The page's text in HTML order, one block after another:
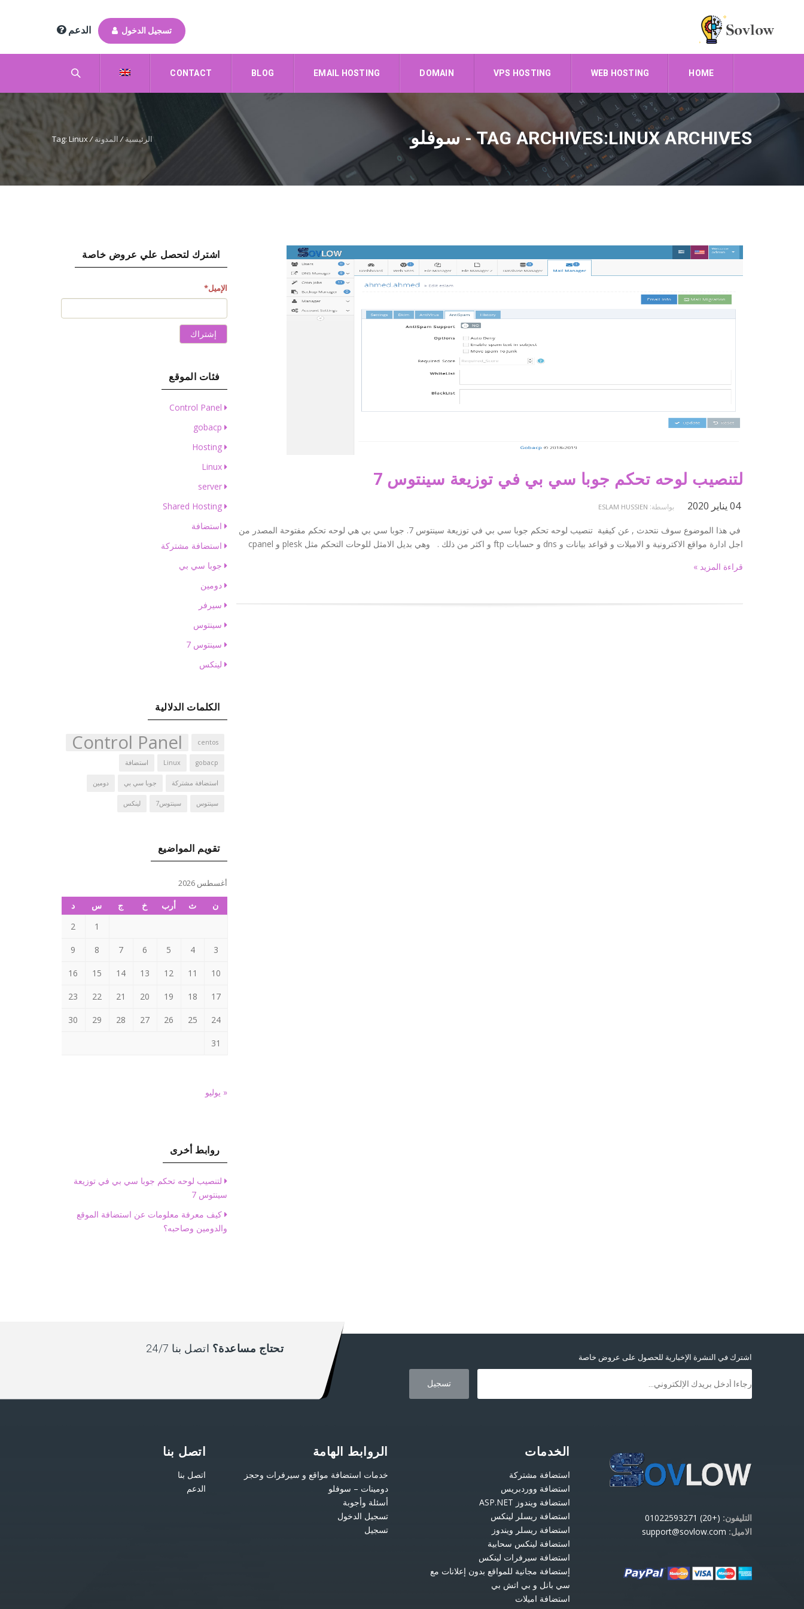
تسجيل الدخول
HOME
WEB HOSTING
VPS HOSTING
DOMAIN
EMAIL HOSTING
BLOG
CONTACT
TAG ARCHIVES:LINUX ARCHIVES - سوفلو الرئيسية / المدونة /
Tag: Linux
لتنصيب لوحه تحكم جوبا سي بي في توزيعة سينتوس 7
04 يناير 2020 بواسطة: ESLAM HUSSIEN
في هذا الموضوع سوف نتحدث , عن كيفية تنصيب لوحه تحكم جوبا سي بي في توزيعة سينتوس 7. جوبا سي بي هي لوحه تحكم مفتوحة المصدر من
اجل ادارة مواقع الاكترونية و الاميلات و قواعد بيانات و dns و حسابات ftp و اكثر من ذلك . وهي بديل الامثل للوحات التحكم مثل plesk و cpanel
قراءة المزيد »
اشترك لتحصل علي عروض خاصة
الإميل*
إشتراك
فئات الموقع
Control Panel
gobacp
Hosting
Linux
server
Shared Hosting
استضافة
استضافة مشتركة
جوبا سي بي
دومين
سيرفر
سينتوس
سينتوس 7
لينكس
الكلمات الدلالية
centos
Control Panel
gobacp
Linux استضافة
استضافة مشتركة جوبا سي بي دومين
سينتوس سينتوس7 لينكس
تقويم المواضيع
أغسطس 2026
ن ث أرب خ ج س
د
1
2
3
4
5
6
7
8
9
10
11
12
13
14
15
16
17
18
19
20
21
22
23
24
25
26
27
28
29
30
31
« يوليو
روابط أخرى
لتنصيب لوحه تحكم جوبا سي بي في توزيعة
سينتوس 7
كيف معرفة معلومات عن استضافة الموقع
والدومين وصاحبه؟
تحتاج مساعدة؟ اتصل بنا 24/7
اشترك في النشرة الإخبارية للحصول على عروض خاصة
التليفون: (+20) 01022593271
الاميل: support@sovlow.com
الخدمات
استضافة مشتركة
استضافة ووردبريس
استضافة ويندوز ASP.NET
استضافة ريسلر لينكس
استضافة ريسلر ويندوز
استضافة لينكس سحابية
استضافة سيرفرات لينكس
إستضافة مجانية للمواقع بدون إعلانات مع
سي بانل و بي اتش بي
استضافة اميلات
الروابط الهامة
خدمات استضافة مواقع و سيرفرات وحجز
دومينات – سوفلو
أسئلة وأجوبة
تسجيل الدخول
تسجيل
اتصل بنا
اتصل بنا
الدعم